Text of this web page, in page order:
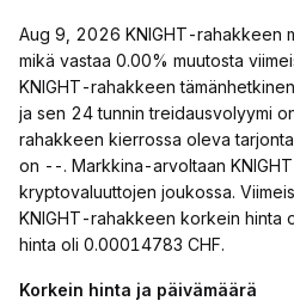
Aug 9, 2026 KNIGHT-rahakkeen
mikä vastaa 0.00% muutosta
KNIGHT-rahakkeen
ja sen 24 tunnin treidausvolyymi
rahakkeen kierrossa oleva
on --. Markkina-arvoltaan
kryptovaluuttojen joukossa.
KNIGHT-rahakkeen korkein hinta
hinta oli 0.00014783 CHF.
Korkein hinta ja päivämäärä